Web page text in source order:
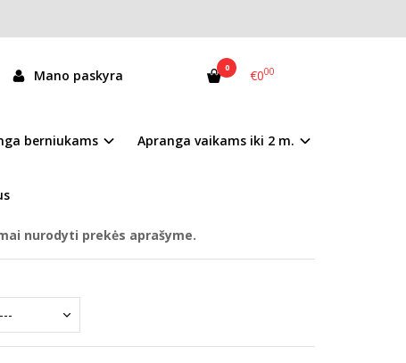
Mano paskyra 0 €000
berniukams Apranga vaikams iki 2 m.
61983FM
nurodyti prekės aprašyme.